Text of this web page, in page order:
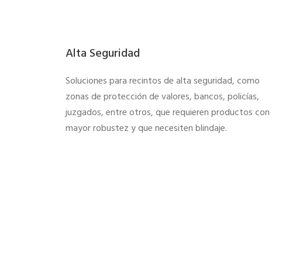
Alta Seguridad
Soluciones para recintos de alta seguridad, como
zonas de protección de valores, bancos, policías,
juzgados, entre otros, que requieren productos con
mayor robustez y que necesiten blindaje.